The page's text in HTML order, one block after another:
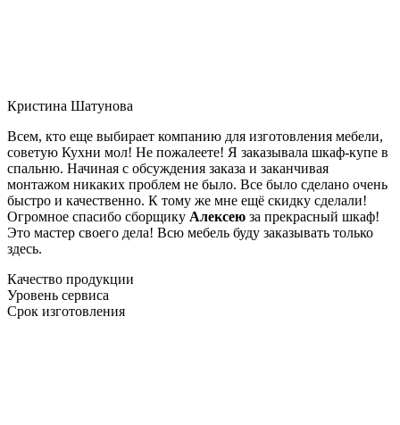
Кристина Шатунова
Всем, кто еще выбирает компанию для изготовления мебели,
советую Кухни мол! Не пожалеете! Я заказывала шкаф-купе в
спальню. Начиная с обсуждения заказа и заканчивая
монтажом никаких проблем не было. Все было сделано очень
быстро и качественно. К тому же мне ещё скидку сделали!
Огромное спасибо сборщику Алексею за прекрасный шкаф!
Это мастер своего дела! Всю мебель буду заказывать только
здесь.
Качество продукции
Уровень сервиса
Срок изготовления